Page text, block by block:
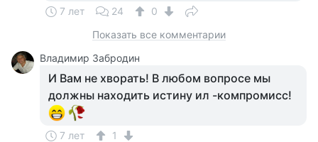
7 лет 24
0
Показать все комментарии
Владимир Забродин
И Вам не хворать! В любом вопросе мы
должны находить истину ил -компромисс!
7 лет
1